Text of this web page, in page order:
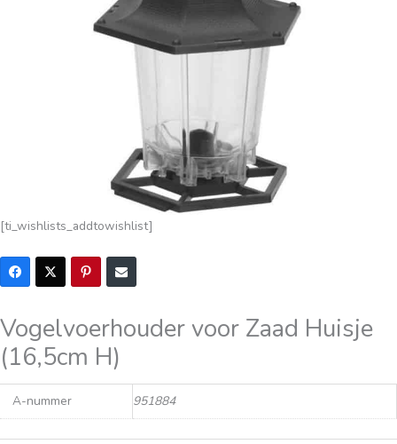
[ti_wishlists_addtowishlist]
Vogelvoerhouder voor Zaad Huisje
(16,5cm H)
A-nummer 951884